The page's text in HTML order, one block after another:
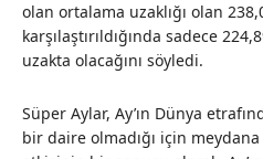
olan ortalama uzaklığı olan
karşılaştırıldığında sadece
uzakta olacağını söyledi.
Süper Aylar, Ay’ın Dünya
bir daire olmadığı için